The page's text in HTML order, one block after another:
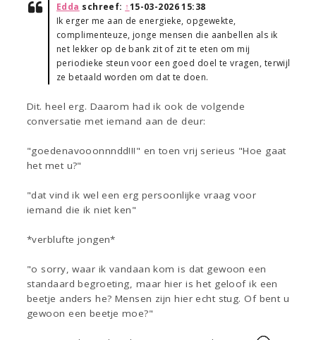
Edda schreef: ↑15-03-2026 15:38
Ik erger me aan de energieke, opgewekte,
complimenteuze, jonge mensen die aanbellen als ik
net lekker op de bank zit of zit te eten om mij
periodieke steun voor een goed doel te vragen, terwijl
ze betaald worden om dat te doen.
Dit. heel erg. Daarom had ik ook de volgende
conversatie met iemand aan de deur:
"goedenavooonnndd!!!" en toen vrij serieus "Hoe gaat
het met u?"
"dat vind ik wel een erg persoonlijke vraag voor
iemand die ik niet ken"
*verblufte jongen*
"o sorry, waar ik vandaan kom is dat gewoon een
standaard begroeting, maar hier is het geloof ik een
beetje anders he? Mensen zijn hier echt stug. Of bent u
gewoon een beetje moe?"